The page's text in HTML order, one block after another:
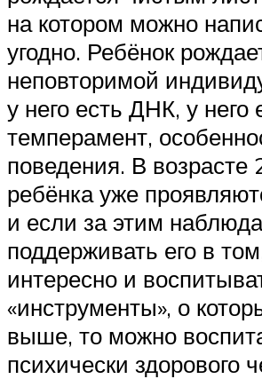
на котором можно
угодно. Ребёнок
неповторимой
у него есть ДНК, у него
темперамент,
поведения. В возрасте
ребёнка уже
и если за этим
поддерживать его в
интересно и
«инструменты», о
выше, то можно
психически здорового